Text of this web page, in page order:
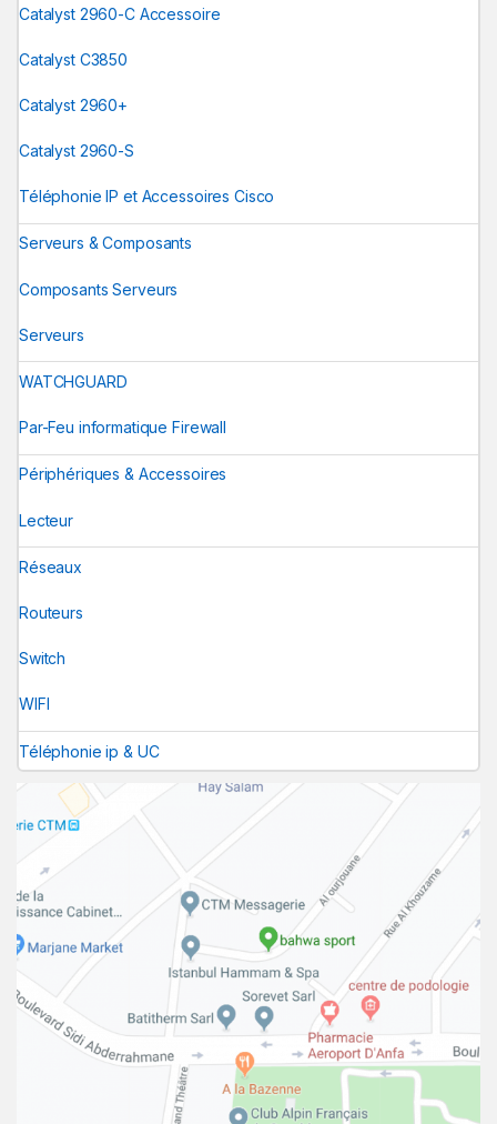
Catalyst 2960-C Accessoire
Catalyst C3850
Catalyst 2960+
Catalyst 2960-S
Téléphonie IP et Accessoires Cisco
Serveurs & Composants
Composants Serveurs
Serveurs
WATCHGUARD
Par-Feu informatique Firewall
Périphériques & Accessoires
Lecteur
Réseaux
Routeurs
Switch
WIFI
Téléphonie ip & UC